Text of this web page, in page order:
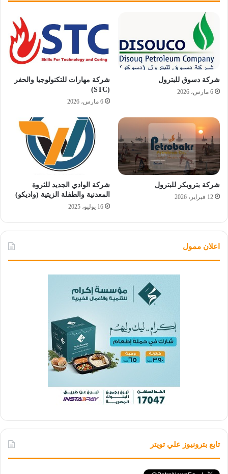
شركة دسوق للبترول
6 مارس، 2026
شركة مهارات للتكنولوجيا والحفر
(STC)
6 مارس، 2026
شركة بتروبكر للبترول
12 فبراير، 2026
شركة الوادي الجديد للثروة
المعدنية والطفلة الزيتية (واديكو)
16 يوليو، 2025
اعلان ممول
تابع بترونيوز علي تويتر